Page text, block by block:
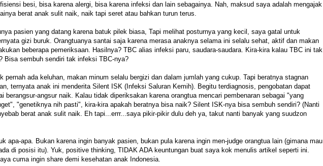
besi, bisa karena alergi, bisa karena infeksi dan lain sebagainya. Nah, maksud saya adalah mengajak
berat anak sulit naik, naik tapi seret atau bahkan turun terus.
pasien yang datang karena batuk pilek biasa, Tapi melihat posturnya yang kecil, saya gatal untuk
gizi buruk. Orangtuanya santai saja karena merasa anaknya selama ini selalu sehat, aktif dan makan
beberapa pemeriksaan. Hasilnya? TBC alias infeksi paru, saudara-saudara. Kira-kira kalau TBC ini tak
Bisa sembuh sendiri tak infeksi TBC-nya?
pernah ada keluhan, makan minum selalu bergizi dan dalam jumlah yang cukup. Tapi beratnya stagnan
ternyata anak ini menderita Silent ISK (Infeksi Saluran Kemih). Begitu terdiagnosis, pengobatan dapat
berangsur-angsur naik. Kalau tidak diperiksakan karena orangtua mencari pembenaran sebagai "yang
"genetiknya nih pasti", kira-kira apakah beratnya bisa naik? Silent ISK-nya bisa sembuh sendiri? (Nanti
berat anak sulit naik. Eh tapi...errr...saya pikir-pikir dulu deh ya, takut nanti banyak yang suudzon
apa-apa. Bukan karena ingin banyak pasien, bukan pula karena ingin men-judge orangtua lain (gimana mau
di posisi itu). Yuk, positive thinking, TIDAK ADA keuntungan buat saya kok menulis artikel seperti ini.
cuma ingin share demi kesehatan anak Indonesia.